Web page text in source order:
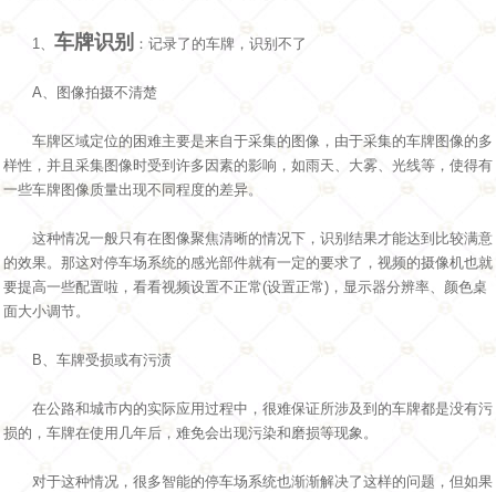
1、 车牌识别 ：记录了的车牌，识别不了
A、图像拍摄不清楚
车牌区域定位的困难主要是来自于采集的图像，由于采集的车牌图像的多
样性，并且采集图像时受到许多因素的影响，如雨天、大雾、光线等，使得有
一些车牌图像质量出现不同程度的差异。
这种情况一般只有在图像聚焦清晰的情况下，识别结果才能达到比较满意
的效果。那这对停车场系统的感光部件就有一定的要求了，视频的摄像机也就
要提高一些配置啦，看看视频设置不正常(设置正常)，显示器分辨率、颜色桌
面大小调节。
B、车牌受损或有污渍
在公路和城市内的实际应用过程中，很难保证所涉及到的车牌都是没有污
损的，车牌在使用几年后，难免会出现污染和磨损等现象。
对于这种情况，很多智能的停车场系统也渐渐解决了这样的问题，但如果